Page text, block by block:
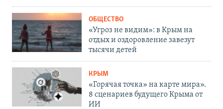
ОБЩЕСТВО
«Угроз не видим»: в Крым на
отдых и оздоровление завезут
тысячи детей
КРЫМ
«Горячая точка» на карте мира».
8 сценариев будущего Крыма от
ИИ